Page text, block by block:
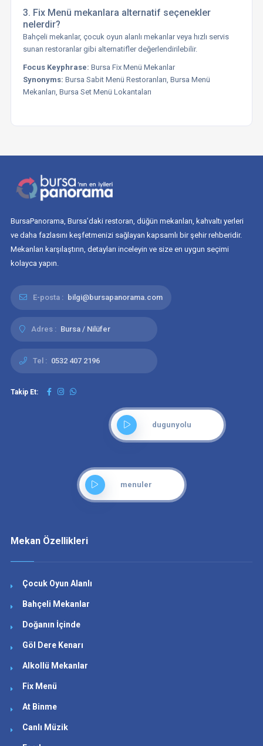
3. Fix Menü mekanlara alternatif seçenekler
nelerdir?
Bahçeli mekanlar, çocuk oyun alanlı mekanlar veya hızlı servis
sunan restoranlar gibi alternatifler değerlendirilebilir.
Focus Keyphrase: Bursa Fix Menü Mekanlar
Synonyms: Bursa Sabit Menü Restoranları, Bursa Menü
Mekanları, Bursa Set Menü Lokantaları
BursaPanorama, Bursa’daki restoran, düğün mekanları, kahvaltı yerleri
ve daha fazlasını keşfetmenizi sağlayan kapsamlı bir şehir rehberidir.
Mekanları karşılaştırın, detayları inceleyin ve size en uygun seçimi
kolayca yapın.
E-posta : bilgi@bursapanorama.com
Adres : Bursa / Nilüfer
Tel : 0532 407 2196
Takip Et:
dugunyolu
menuler
Mekan Özellikleri
Çocuk Oyun Alanlı
Bahçeli Mekanlar
Doğanın İçinde
Göl Dere Kenarı
Alkollü Mekanlar
Fix Menü
At Binme
Canlı Müzik